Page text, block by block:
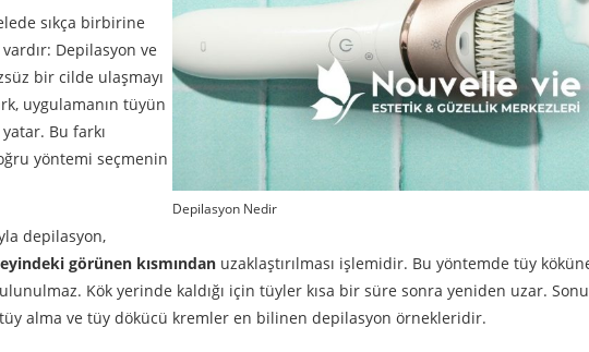
Depilasyon Nedir
sıkça birbirine
Depilasyon ve
bir cilde ulaşmayı
uygulamanın tüyün
Bu farkı
yöntemi seçmenin
depilasyon,
görünen kısmından uzaklaştırılması işlemidir. Bu yöntemde tüy
Kök yerinde kaldığı için tüyler kısa bir süre sonra yeniden uzar.
tüy alma ve tüy dökücü kremler en bilinen depilasyon örnekleridir.